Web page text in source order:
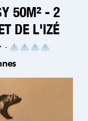
50M² - 2
DE L'IZÉ